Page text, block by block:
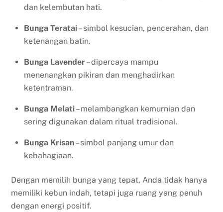
dan kelembutan hati.
Bunga Teratai– simbol kesucian, pencerahan, dan
ketenangan batin.
Bunga Lavender– dipercaya mampu
menenangkan pikiran dan menghadirkan
ketentraman.
Bunga Melati– melambangkan kemurnian dan
sering digunakan dalam ritual tradisional.
Bunga Krisan– simbol panjang umur dan
kebahagiaan.
Dengan memilih bunga yang tepat, Anda tidak hanya
memiliki kebun indah, tetapi juga ruang yang penuh
dengan energi positif.